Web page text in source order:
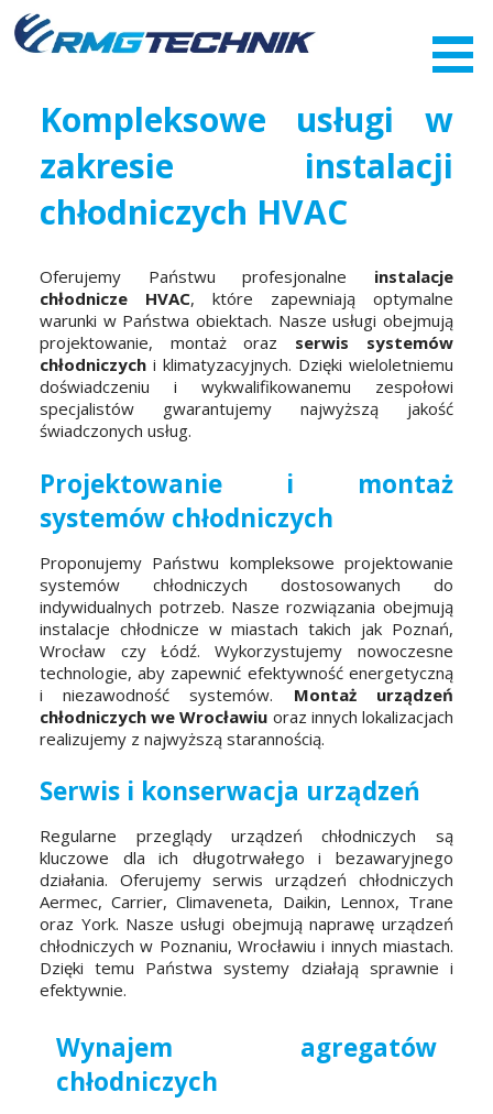
Przejdź
do
zawartości
Kompleksowe usługi w
zakresie instalacji
chłodniczych HVAC
Oferujemy Państwu profesjonalne instalacje
chłodnicze HVAC, które zapewniają optymalne
warunki w Państwa obiektach. Nasze usługi obejmują
projektowanie, montaż oraz serwis systemów
chłodniczych i klimatyzacyjnych. Dzięki wieloletniemu
doświadczeniu i wykwalifikowanemu zespołowi
specjalistów gwarantujemy najwyższą jakość
świadczonych usług.
Projektowanie i montaż
systemów chłodniczych
Proponujemy Państwu kompleksowe projektowanie
systemów chłodniczych dostosowanych do
indywidualnych potrzeb. Nasze rozwiązania obejmują
instalacje chłodnicze w miastach takich jak Poznań,
Wrocław czy Łódź. Wykorzystujemy nowoczesne
technologie, aby zapewnić efektywność energetyczną
i niezawodność systemów. Montaż urządzeń
chłodniczych we Wrocławiu oraz innych lokalizacjach
realizujemy z najwyższą starannością.
Serwis i konserwacja urządzeń
Regularne przeglądy urządzeń chłodniczych są
kluczowe dla ich długotrwałego i bezawaryjnego
działania. Oferujemy serwis urządzeń chłodniczych
Aermec, Carrier, Climaveneta, Daikin, Lennox, Trane
oraz York. Nasze usługi obejmują naprawę urządzeń
chłodniczych w Poznaniu, Wrocławiu i innych miastach.
Dzięki temu Państwa systemy działają sprawnie i
efektywnie.
Wynajem agregatów
chłodniczych